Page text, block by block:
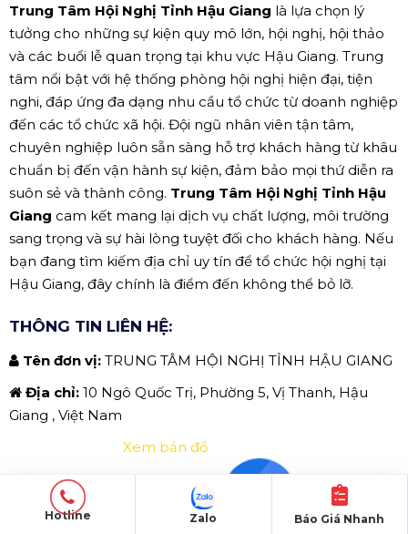
Trung Tâm Hội Nghị Tỉnh Hậu Giang là lựa chọn lý
tưởng cho những sự kiện quy mô lớn, hội nghị, hội thảo
và các buổi lễ quan trọng tại khu vực Hậu Giang. Trung
tâm nổi bật với hệ thống phòng hội nghị hiện đại, tiện
nghi, đáp ứng đa dạng nhu cầu tổ chức từ doanh nghiệp
đến các tổ chức xã hội. Đội ngũ nhân viên tận tâm,
chuyên nghiệp luôn sẵn sàng hỗ trợ khách hàng từ khâu
chuẩn bị đến vận hành sự kiện, đảm bảo mọi thứ diễn ra
suôn sẻ và thành công. Trung Tâm Hội Nghị Tỉnh Hậu
Giang cam kết mang lại dịch vụ chất lượng, môi trường
sang trọng và sự hài lòng tuyệt đối cho khách hàng. Nếu
bạn đang tìm kiếm địa chỉ uy tín để tổ chức hội nghị tại
Hậu Giang, đây chính là điểm đến không thể bỏ lỡ.
THÔNG TIN LIÊN HỆ:
Tên đơn vị: TRUNG TÂM HỘI NGHỊ TỈNH HẬU GIANG
Địa chỉ: 10 Ngô Quốc Trị, Phường 5, Vị Thanh, Hậu
Giang , Việt Nam
Xem bản đồ
Hotline Báo Giá Nhanh
Zalo